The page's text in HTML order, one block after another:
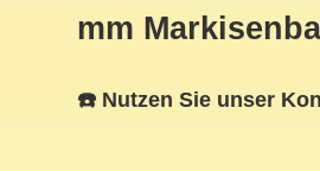
mm
☎️ Nutzen Sie unser